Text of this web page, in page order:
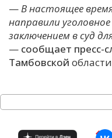
М
—В настоящее
направили
заключением в суд
— сообщает пресс-
Тамбовской